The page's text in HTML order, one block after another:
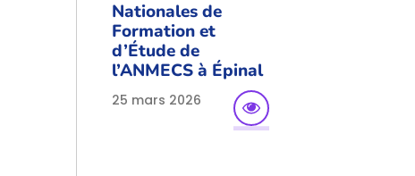
Nationales de
Formation et
d’Étude de
l’ANMECS à Épinal
25 mars 2026